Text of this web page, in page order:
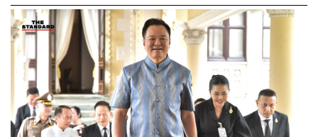
แต่ในครั้งนั้นคนที่ช่วย ‘เซฟ’ อาร์เตตาคือจอช ครองเก “คน
เดียวที่คุณเชื่อใจได้ก็คือคนที่อยู่ในห้องกับคุณตอนนี้” เจ้าของ
ร่วมทีมอาร์เซนอลบอกกับอาร์เตตา ซึ่งมีการบันทึกไว้ใน
สารคดี All-or-Nothing “เชื่อใจผมนะ ผมเชื่อในตัวคุณ”
สำหรับคนทำงาน ไม่มีอะไรดีไปกว่าการที่จะมีใครสักคนที่
พร้อมเชื่อใจแม้ในเวลาที่บางคนอาจไม่เชื่อใจตัวเองเลย